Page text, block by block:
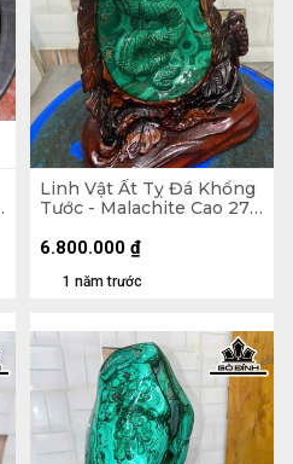
Linh Vật Ất Tỵ Đá Khổng
Tước - Malachite Cao 27
1 năm trước
6.800.000 ₫